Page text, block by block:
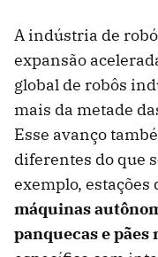
A indústria de
expansão
global de robôs
mais da metade
Esse avanço
diferentes do que
exemplo,
máquinas
panquecas e pães